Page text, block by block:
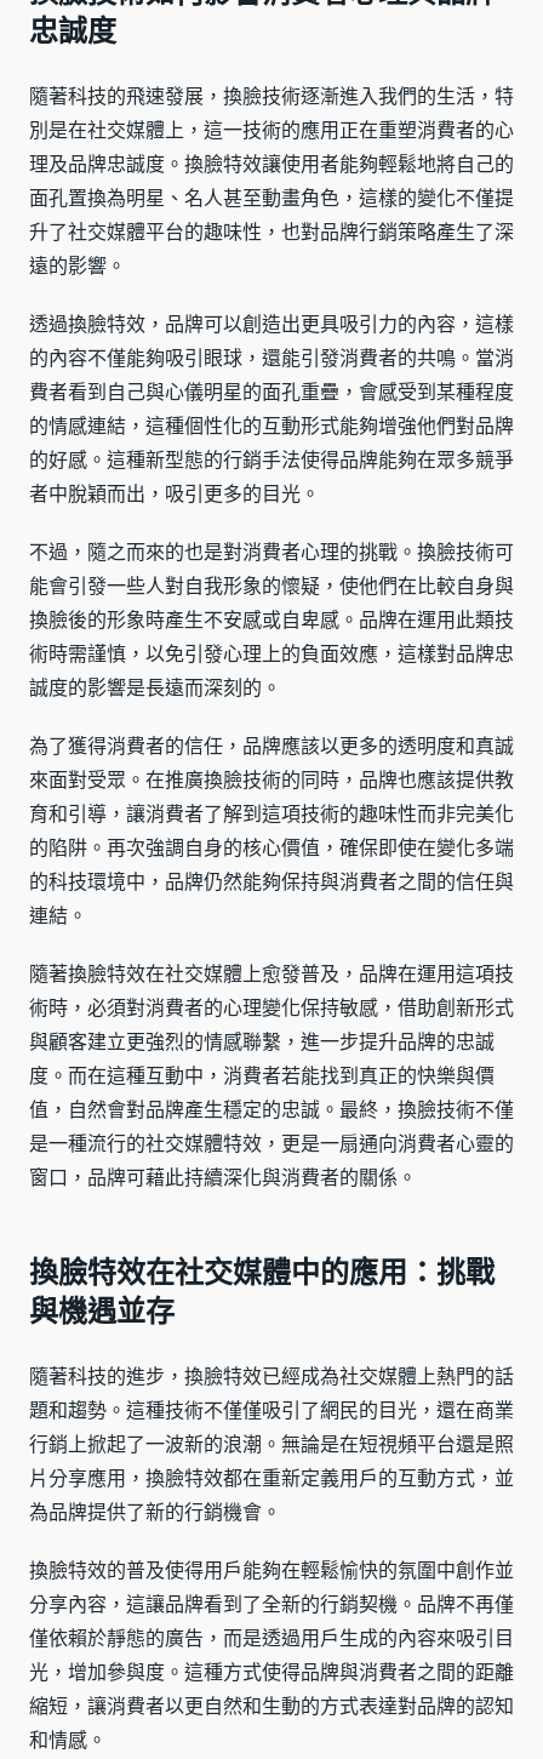
忠誠度
隨著科技的飛速發展，換臉技術逐漸進入我們的生活，特
別是在社交媒體上，這一技術的應用正在重塑消費者的心
理及品牌忠誠度。換臉特效讓使用者能夠輕鬆地將自己的
面孔置換為明星、名人甚至動畫角色，這樣的變化不僅提
升了社交媒體平台的趣味性，也對品牌行銷策略產生了深
遠的影響。
透過換臉特效，品牌可以創造出更具吸引力的內容，這樣
的內容不僅能夠吸引眼球，還能引發消費者的共鳴。當消
費者看到自己與心儀明星的面孔重疊，會感受到某種程度
的情感連結，這種個性化的互動形式能夠增強他們對品牌
的好感。這種新型態的行銷手法使得品牌能夠在眾多競爭
者中脫穎而出，吸引更多的目光。
不過，隨之而來的也是對消費者心理的挑戰。換臉技術可
能會引發一些人對自我形象的懷疑，使他們在比較自身與
換臉後的形象時產生不安感或自卑感。品牌在運用此類技
術時需謹慎，以免引發心理上的負面效應，這樣對品牌忠
誠度的影響是長遠而深刻的。
為了獲得消費者的信任，品牌應該以更多的透明度和真誠
來面對受眾。在推廣換臉技術的同時，品牌也應該提供教
育和引導，讓消費者了解到這項技術的趣味性而非完美化
的陷阱。再次強調自身的核心價值，確保即使在變化多端
的科技環境中，品牌仍然能夠保持與消費者之間的信任與
連結。
隨著換臉特效在社交媒體上愈發普及，品牌在運用這項技
術時，必須對消費者的心理變化保持敏感，借助創新形式
與顧客建立更強烈的情感聯繫，進一步提升品牌的忠誠
度。而在這種互動中，消費者若能找到真正的快樂與價
值，自然會對品牌產生穩定的忠誠。最終，換臉技術不僅
是一種流行的社交媒體特效，更是一扇通向消費者心靈的
窗口，品牌可藉此持續深化與消費者的關係。
換臉特效在社交媒體中的應用：挑戰
與機遇並存
隨著科技的進步，換臉特效已經成為社交媒體上熱門的話
題和趨勢。這種技術不僅僅吸引了網民的目光，還在商業
行銷上掀起了一波新的浪潮。無論是在短視頻平台還是照
片分享應用，換臉特效都在重新定義用戶的互動方式，並
為品牌提供了新的行銷機會。
換臉特效的普及使得用戶能夠在輕鬆愉快的氛圍中創作並
分享內容，這讓品牌看到了全新的行銷契機。品牌不再僅
僅依賴於靜態的廣告，而是透過用戶生成的內容來吸引目
光，增加參與度。這種方式使得品牌與消費者之間的距離
縮短，讓消費者以更自然和生動的方式表達對品牌的認知
和情感。